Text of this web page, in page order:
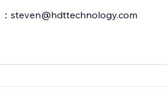
：steven@hdttechnology.com